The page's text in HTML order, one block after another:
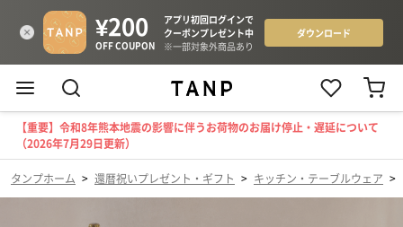
【重要】令和8年熊本地震の影響に伴うお荷物のお届け停止・遅延について
（2026年7月29日更新）
タンプホーム > 還暦祝いプレゼント・ギフト > キッチン・テーブルウェア >